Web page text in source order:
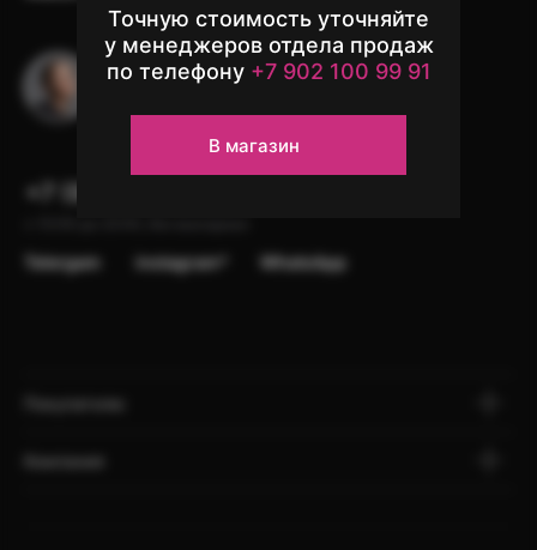
+7 (902) 100-99-91
WhatsApp
Telergam instagram*
Остались вопросы?
Точную стоимость уточняйте
у менеджеров отдела продаж
по телефону +7 902 100 99 91
В магазин